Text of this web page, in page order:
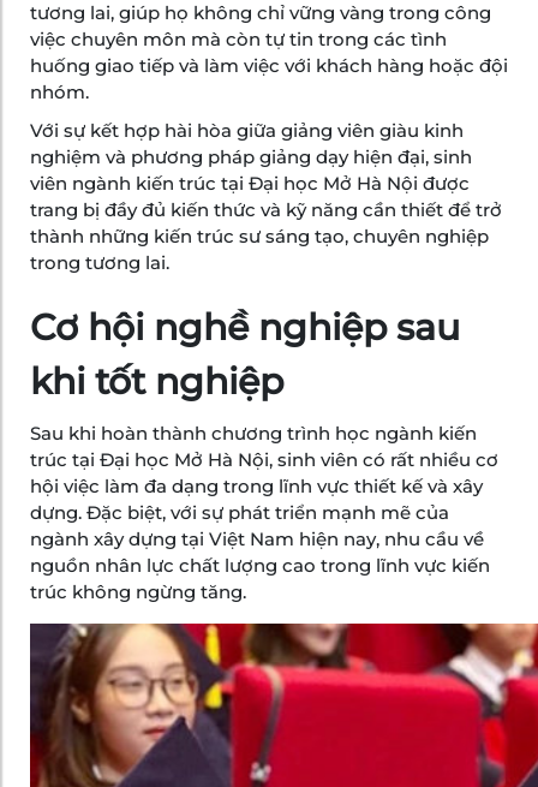
tương lai, giúp họ không chỉ vững vàng trong công
việc chuyên môn mà còn tự tin trong các tình
huống giao tiếp và làm việc với khách hàng hoặc đội
nhóm.
Với sự kết hợp hài hòa giữa giảng viên giàu kinh
nghiệm và phương pháp giảng dạy hiện đại, sinh
viên ngành kiến trúc tại Đại học Mở Hà Nội được
trang bị đầy đủ kiến thức và kỹ năng cần thiết để trở
thành những kiến trúc sư sáng tạo, chuyên nghiệp
trong tương lai.
Cơ hội nghề nghiệp sau
khi tốt nghiệp
Sau khi hoàn thành chương trình học ngành kiến
trúc tại Đại học Mở Hà Nội, sinh viên có rất nhiều cơ
hội việc làm đa dạng trong lĩnh vực thiết kế và xây
dựng. Đặc biệt, với sự phát triển mạnh mẽ của
ngành xây dựng tại Việt Nam hiện nay, nhu cầu về
nguồn nhân lực chất lượng cao trong lĩnh vực kiến
trúc không ngừng tăng.